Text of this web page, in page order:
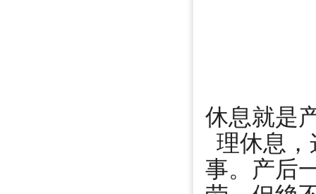
休息就是
理休息
事。产后